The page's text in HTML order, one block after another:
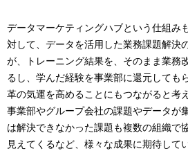
データマーケティングハブという仕組み
対して、データを活用した業務課題解決
が、トレーニング結果を、そのまま業務
るし、学んだ経験を事業部に還元しても
革の気運を高めることにもつながると考
事業部やグループ会社の課題やデータが
は解決できなかった課題も複数の組織で
見えてくるなど、様々な成果に期待して